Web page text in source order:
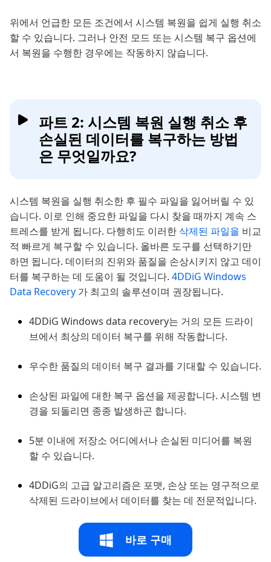
위에서 언급한 모든 조건에서 시스템 복원을 쉽게 실행 취소
할 수 있습니다. 그러나 안전 모드 또는 시스템 복구 옵션에
서 복원을 수행한 경우에는 작동하지 않습니다.
파트 2: 시스템 복원 실행 취소 후
손실된 데이터를 복구하는 방법
은 무엇일까요?
시스템 복원을 실행 취소한 후 필수 파일을 잃어버릴 수 있
습니다. 이로 인해 중요한 파일을 다시 찾을 때까지 계속 스
트레스를 받게 됩니다. 다행히도 이러한삭제된 파일을 비교
적 빠르게 복구할 수 있습니다. 올바른 도구를 선택하기만
하면 됩니다. 데이터의 진위와 품질을 손상시키지 않고 데이
터를 복구하는 데 도움이 될 것입니다. 4DDiG Windows
Data Recovery 가 최고의 솔루션이며 권장됩니다.
4DDiG Windows data recovery는 거의 모든 드라이
브에서 최상의 데이터 복구를 위해 작동합니다.
우수한 품질의 데이터 복구 결과를 기대할 수 있습니다.
손상된 파일에 대한 복구 옵션을 제공합니다. 시스템 변
경을 되돌리면 종종 발생하곤 합니다.
5분 이내에 저장소 어디에서나 손실된 미디어를 복원
할 수 있습니다.
4DDiG의 고급 알고리즘은 포맷, 손상 또는 영구적으로
삭제된 드라이브에서 데이터를 찾는 데 전문적입니다.
바로 구매